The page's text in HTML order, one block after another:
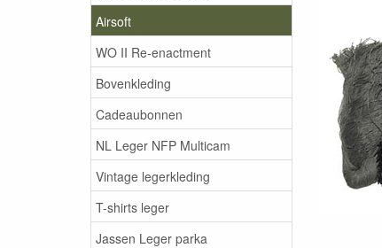
Airsoft
WO II Re-enactment
Bovenkleding
Cadeaubonnen
NL Leger NFP Multicam
Vintage legerkleding
T-shirts leger
Jassen Leger parka